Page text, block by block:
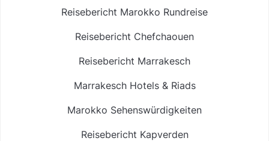
Reisebericht Marokko Rundreise
Reisebericht Chefchaouen
Reisebericht Marrakesch
Marrakesch Hotels & Riads
Marokko Sehenswürdigkeiten
Reisebericht Kapverden